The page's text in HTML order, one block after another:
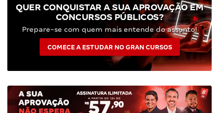
QUER CONQUISTAR A SUA APROVAÇÃO EM
CONCURSOS PÚBLICOS?
Prepare-se com quem mais entende do assunto!
COMECE A ESTUDAR NO GRAN CURSOS